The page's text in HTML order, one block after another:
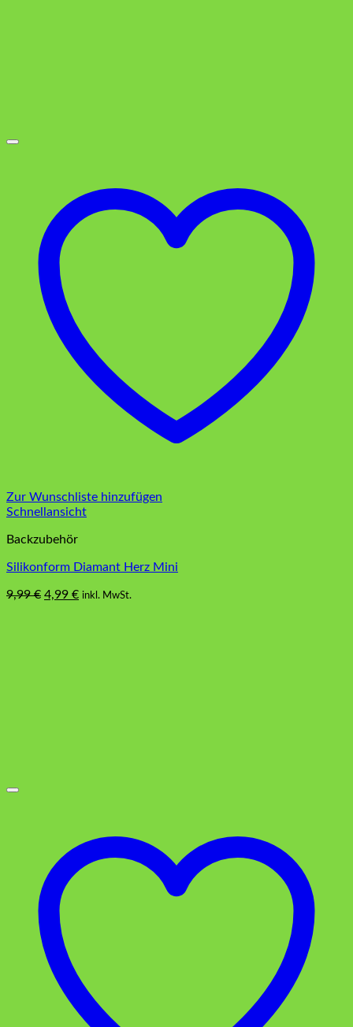
Zur Wunschliste hinzufügen
Schnellansicht
Backzubehör
Silikonform Diamant Herz Mini
9,99€ Ursprünglicher
4,99 €Aktueller
inkl. MwSt.